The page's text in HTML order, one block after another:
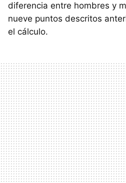
diferencia entre hombres y
nueve puntos descritos
el cálculo.